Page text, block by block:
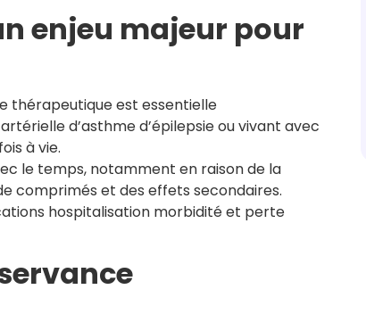
enjeu majeur pour
thérapeutique est essentielle
d’asthme d’épilepsie ou vivant avec
à vie.
le temps, notamment en raison de la
comprimés et des effets secondaires.
hospitalisation morbidité et perte